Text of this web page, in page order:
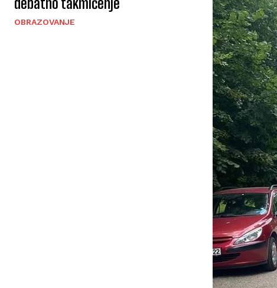
OBRAZOVANJE